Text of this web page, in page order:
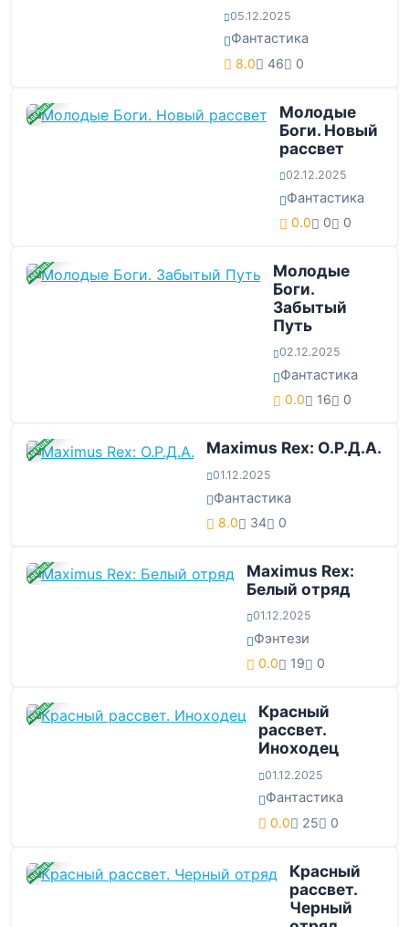
05.12.2025
Фантастика
8.0 46 0
ЗАВЕРШЕНА
Молодые
Боги. Новый
рассвет
02.12.2025
Фантастика
0.0 0 0
ЗАВЕРШЕНА
Молодые
Боги.
Забытый
Путь
02.12.2025
Фантастика
0.0 16 0
ЗАВЕРШЕНА Maximus Rex: О.Р.Д.А.
01.12.2025
Фантастика
8.0 34 0
ЗАВЕРШЕНА
Maximus Rex:
Белый отряд
01.12.2025
Фэнтези
0.0 19 0
ЗАВЕРШЕНА
Красный
рассвет.
Иноходец
01.12.2025
Фантастика
0.0 25 0
ЗАВЕРШЕНА
Красный
рассвет.
Черный